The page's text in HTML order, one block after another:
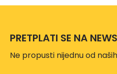
PRETPLATI SE NA
Ne propusti nijednu od